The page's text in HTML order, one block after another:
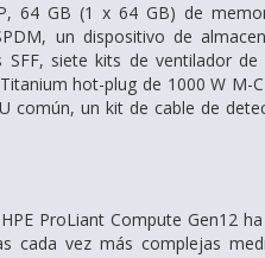
64 GB (1 x 64 GB) de
un dispositivo de
siete kits de ventilador
hot-plug de 1000 W M-
común, un kit de cable de
ProLiant Compute Gen12
cada vez más complejas